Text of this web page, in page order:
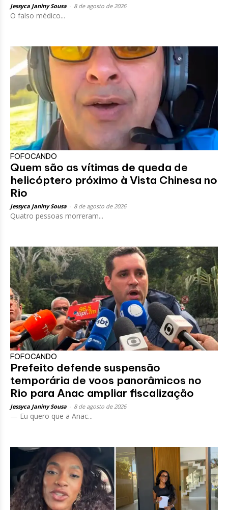
Jessyca Janiny Sousa 8 de agosto de 2026
O falso médico...
FOFOCANDO
Quem são as vítimas de queda de
helicóptero próximo à Vista Chinesa no
Rio
Jessyca Janiny Sousa 8 de agosto de 2026
Quatro pessoas morreram...
FOFOCANDO
Prefeito defende suspensão
temporária de voos panorâmicos no
Rio para Anac ampliar fiscalização
Jessyca Janiny Sousa 8 de agosto de 2026
— Eu quero que a Anac...